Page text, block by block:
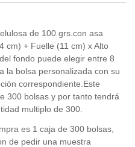
de 100 grs.con asa
cm) + Fuelle (11 cm) x Alto
fondo puede elegir entre 8
la bolsa personalizada con su
correspondiente.Este
300 bolsas y por tanto tendrá
multiplo de 300.
es 1 caja de 300 bolsas,
de pedir una muestra